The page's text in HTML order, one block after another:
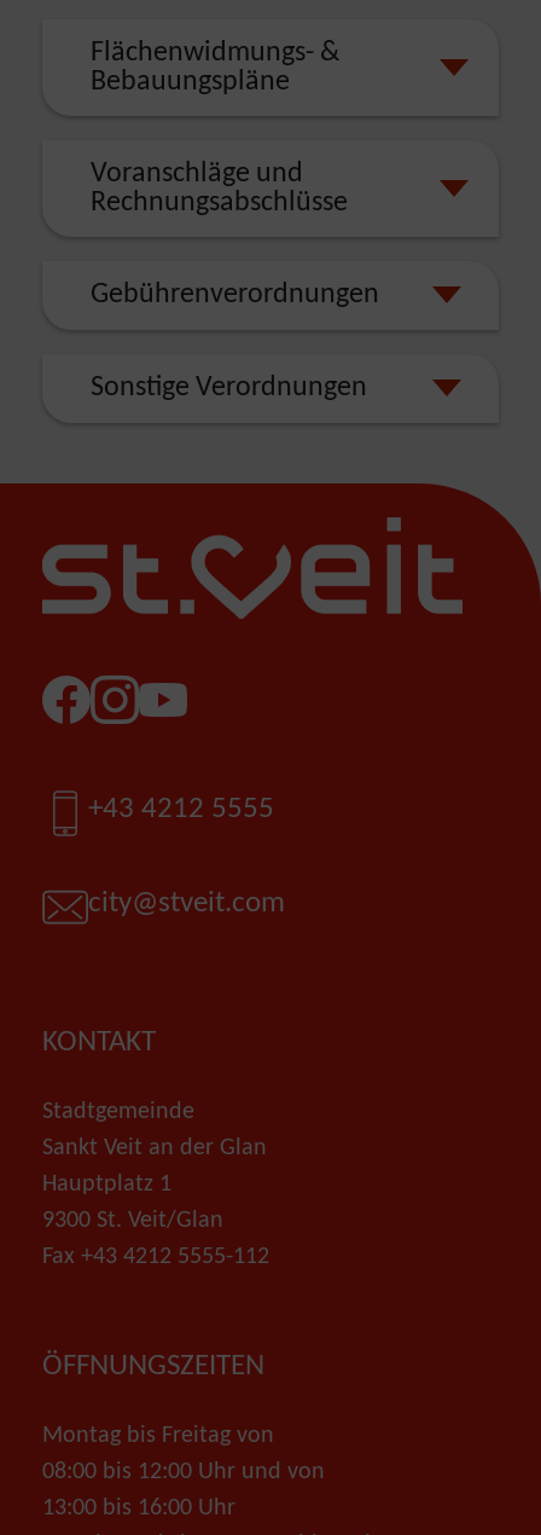
Flächenwidmungs- &
Bebauungspläne
Voranschläge und
Rechnungsabschlüsse
Gebührenverordnungen
Sonstige Verordnungen
FacebookInstagramYouTube
Telefon
+43 4212 5555
E-Mail
city@stveit.com
KONTAKT
Stadtgemeinde
Sankt Veit an der Glan
Hauptplatz 1
9300 St. Veit/Glan
Fax +43 4212 5555-112
ÖFFNUNGSZEITEN
Montag bis Freitag von
08:00 bis 12:00 Uhr und von
13:00 bis 16:00 Uhr